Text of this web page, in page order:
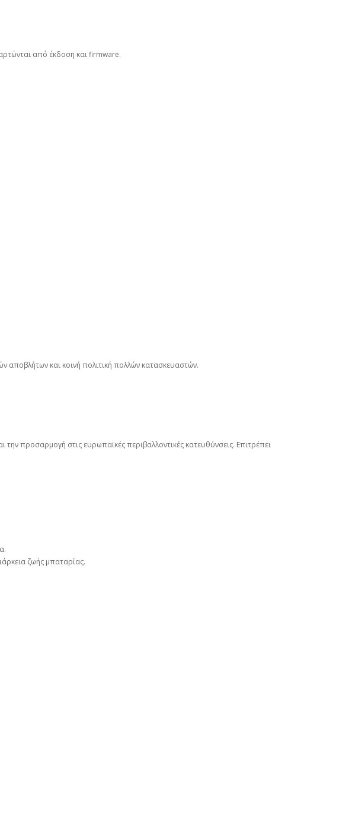
από έκδοση και firmware.
αποβλήτων και κοινή πολιτική πολλών κατασκευαστών.
προσαρμογή στις ευρωπαϊκές περιβαλλοντικές κατευθύνσεις. Επιτρέπει
ζωής μπαταρίας.